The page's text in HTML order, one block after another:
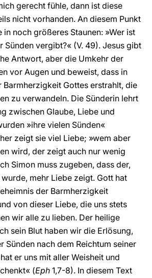
gerecht fühle, dann ist diese
nicht vorhanden. An diesem Punkt
in noch größeres Staunen: »Wer ist
Sünden vergibt?« (V. 49). Jesus gibt
Antwort, aber die Umkehr der
vor Augen und beweist, dass in
Barmherzigkeit Gottes erstrahlt, die
zu verwandeln. Die Sünderin lehrt
zwischen Glaube, Liebe und
»ihre vielen Sünden«
zeigt sie viel Liebe; »wem aber
wird, der zeigt auch nur wenig
Simon muss zugeben, dass der,
mehr Liebe zeigt. Gott hat
der Barmherzigkeit
von dieser Liebe, die uns stets
wir alle zu lieben. Der heilige
sein Blut haben wir die Erlösung,
Sünden nach dem Reichtum seiner
er uns mit aller Weisheit und
(Eph 1,7-8). In diesem Text